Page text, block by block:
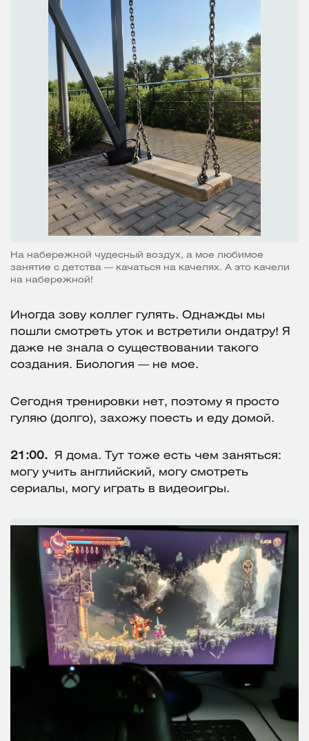
На набережной чудесный воздух, а мое любимое
занятие с детства — качаться на качелях. А это качели
на набережной!
Иногда зову коллег гулять. Однажды мы
пошли смотреть уток и встретили ондатру! Я
даже не знала о существовании такого
создания. Биология — не мое.
Сегодня тренировки нет, поэтому я просто
гуляю (долго), захожу поесть и еду домой.
21:00.
Я дома. Тут тоже есть чем заняться:
могу учить английский, могу смотреть
сериалы, могу играть в видеоигры.